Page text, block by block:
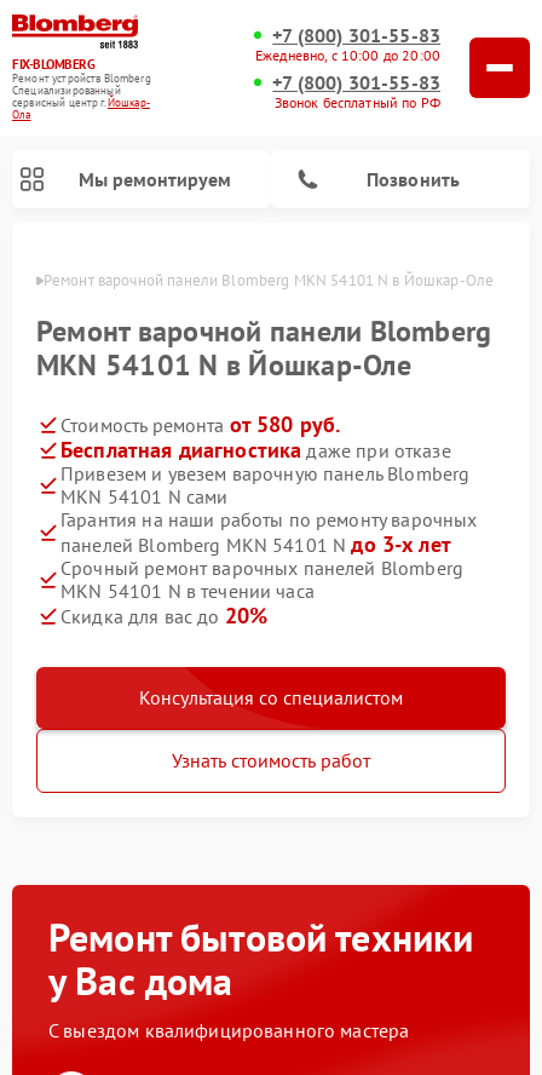
FIX-BLOMBERG
Ремонт устройств Blomberg
Специализированный
cервисный центр г.Йошкар-
Ола
+7 (800) 301-55-83
Ежедневно, с 10:00 до 20:00
+7 (800) 301-55-83
Звонок бесплатный по РФ
Мы ремонтируем Позвонить
Ремонт варочной панели Blomberg MKN 54101 N в Йошкар-Оле
Ремонт варочной панели Blomberg
MKN 54101 N в Йошкар-Оле
Стоимость ремонта от 580 руб.
Бесплатная диагностика даже при отказе
Привезем и увезем варочную панель Blomberg
MKN 54101 N сами
Гарантия на наши работы по ремонту варочных
панелей Blomberg MKN 54101 Nдо 3-х лет
Срочный ремонт варочных панелей Blomberg
MKN 54101 N в течении часа
Скидка для вас до 20%
Консультация со специалистом
Узнать стоимость работ
Ремонт бытовой техники
у Вас дома
С выездом квалифицированного мастера